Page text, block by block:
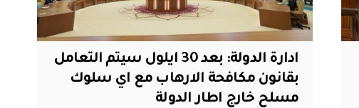
ادارة الدولة: بعد 30 ايلول سيتم التعامل
بقانون مكافحة الارهاب مع اي سلوك
مسلح خارج اطار الدولة